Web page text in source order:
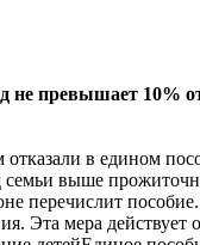
не превышает 10%
в едином
выше
перечислит
Эта мера